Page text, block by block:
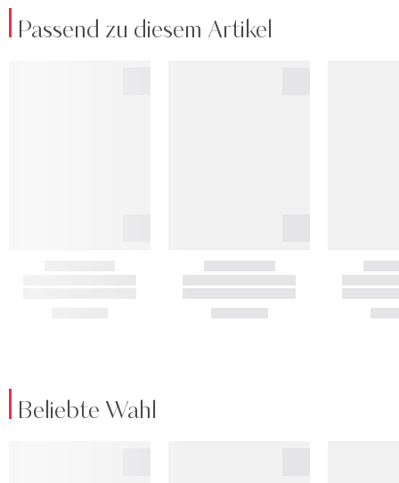
Passend zu diesem Artikel
Beliebte Wahl